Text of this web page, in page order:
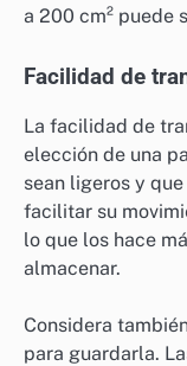
a 200 cm² puede
Facilidad de
La facilidad de
elección de una
sean ligeros y
facilitar su
lo que los hace
almacenar.
Considera
para guardarla.